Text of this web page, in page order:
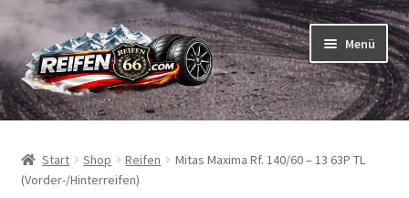
Zur
Navigation
springen
Zum
Inhalt
springen
Menü
Reifen
Schläuche
Start Shop Reifen
Mitas Maxima Rf. 140/60 – 13 63P TL
(Vorder-/Hinterreifen)